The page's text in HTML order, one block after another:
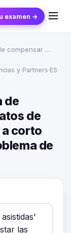
examen →
compensar …
y Partners·ES·
de
de
corto
de
las